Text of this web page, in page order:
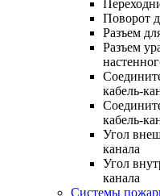
Поворот
Разъем
Разъем
кабель-
кабель-
Угол
канала
Угол
канала
Системы